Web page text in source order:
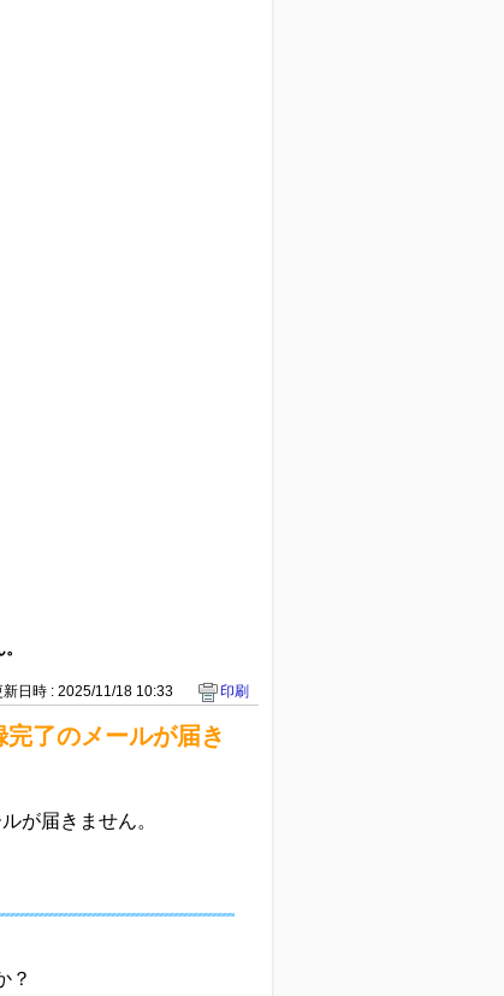
新日時 : 2025/11/18 10:33 印刷
了のメールが届き
が届きません。
？